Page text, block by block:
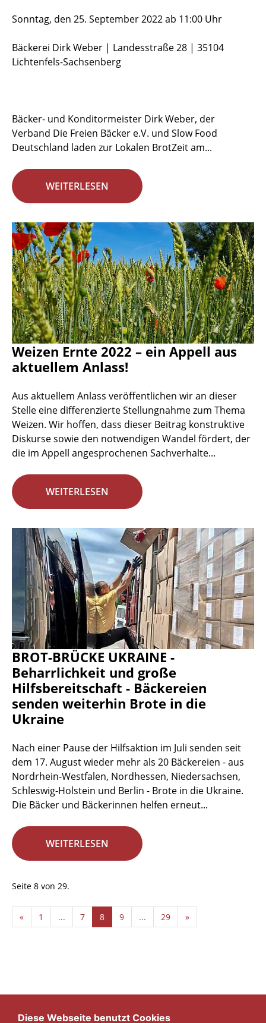
Sonntag, den 25. September 2022 ab 11:00 Uhr
Bäckerei Dirk Weber | Landesstraße 28 | 35104
Lichtenfels-Sachsenberg
Bäcker- und Konditormeister Dirk Weber, der
Verband Die Freien Bäcker e.V. und Slow Food
Deutschland laden zur Lokalen BrotZeit am...
WEITERLESEN
Weizen Ernte 2022 – ein Appell aus
aktuellem Anlass!
Aus aktuellem Anlass veröffentlichen wir an dieser
Stelle eine differenzierte Stellungnahme zum Thema
Weizen. Wir hoffen, dass dieser Beitrag konstruktive
Diskurse sowie den notwendigen Wandel fördert, der
die im Appell angesprochenen Sachverhalte...
WEITERLESEN
BROT-BRÜCKE UKRAINE -
Beharrlichkeit und große
Hilfsbereitschaft - Bäckereien
senden weiterhin Brote in die
Ukraine
Nach einer Pause der Hilfsaktion im Juli senden seit
dem 17. August wieder mehr als 20 Bäckereien - aus
Nordrhein-Westfalen, Nordhessen, Niedersachsen,
Schleswig-Holstein und Berlin - Brote in die Ukraine.
Die Bäcker und Bäckerinnen helfen erneut...
WEITERLESEN
Seite 8 von 29.
« 1 ... 7 8 9 ... 29 »
Diese Webseite benutzt Cookies